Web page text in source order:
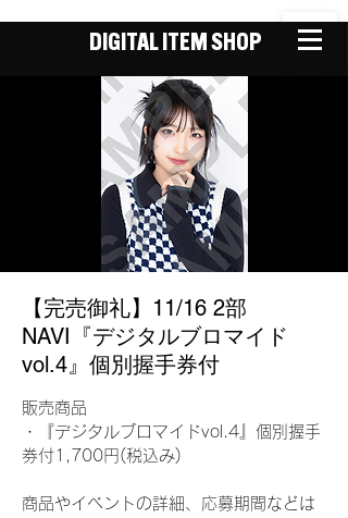
DIGITAL ITEM SHOP
【完売御礼】11/16 2部
NAVI『デジタルブロマイド
vol.4』個別握手券付
販売商品
・『デジタルブロマイドvol.4』個別握手
券付1,700円(税込み)
商品やイベントの詳細、応募期間などは